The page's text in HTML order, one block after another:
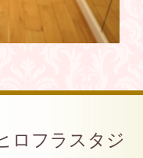
ロフラスタジ